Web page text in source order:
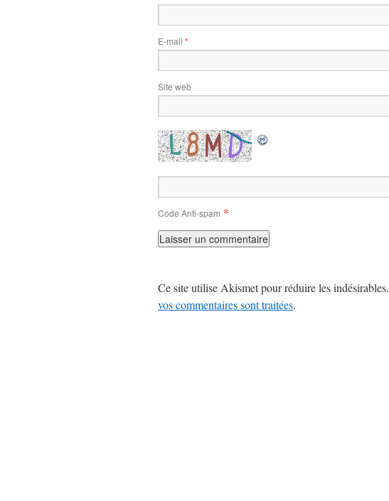
E-mail *
Site web
Code Anti-spam *
Ce site utilise Akismet pour réduire les indésirables.
vos commentaires sont traitées.